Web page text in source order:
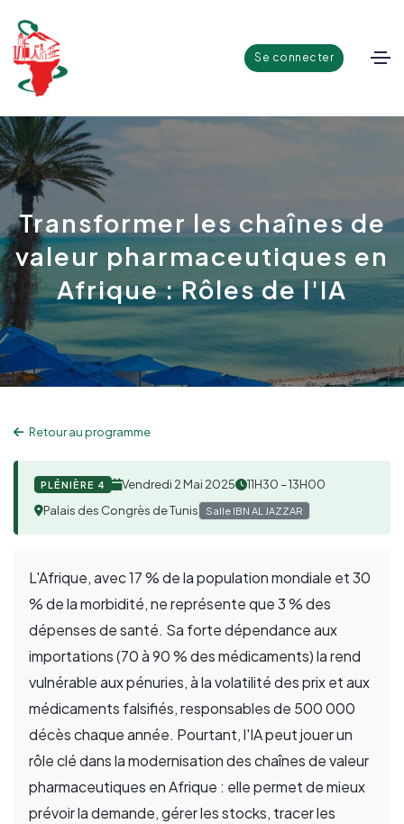
Se connecter
Transformer les chaînes de
valeur pharmaceutiques en
Afrique : Rôles de l'IA
Retour au programme
PLÉNIÈRE 4 Vendredi 2 Mai 2025
11H30 – 13H00
Palais des Congrès de Tunis
Salle IBN AL JAZZAR
L'Afrique, avec 17 % de la population mondiale et 30
% de la morbidité, ne représente que 3 % des
dépenses de santé. Sa forte dépendance aux
importations (70 à 90 % des médicaments) la rend
vulnérable aux pénuries, à la volatilité des prix et aux
médicaments falsifiés, responsables de 500 000
décès chaque année. Pourtant, l'IA peut jouer un
rôle clé dans la modernisation des chaînes de valeur
pharmaceutiques en Afrique : elle permet de mieux
prévoir la demande, gérer les stocks, tracer les